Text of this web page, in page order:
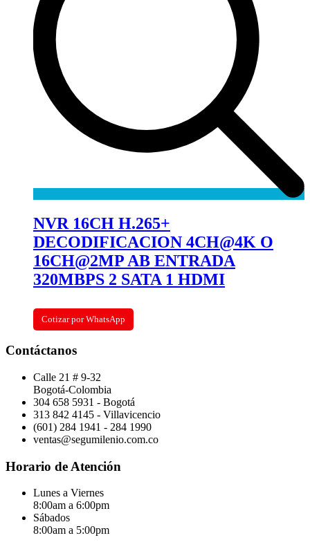
NVR 16CH H.265+
DECODIFICACION 4CH@4K O
16CH@2MP AB ENTRADA
320MBPS 2 SATA 1 HDMI
Cotizar por WhatsApp
Contáctanos
Calle 21 # 9-32
Bogotá-Colombia
304 658 5931 - Bogotá
313 842 4145 - Villavicencio
(601) 284 1941 - 284 1990
ventas@segumilenio.com.co
Horario de Atención
Lunes a Viernes
8:00am a 6:00pm
Sábados
8:00am a 5:00pm